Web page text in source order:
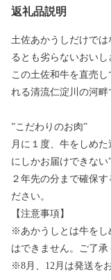
返礼品説明
土佐あかうしだけで
るとも劣らないおいし
この土佐和牛を直売
れる清流仁淀川の河畔
”こだわりのお肉”
月に１度、牛をしめ
にしかお届けできない
２年先の分まで確保
ださい。
【注意事項】
※あかうしとは牛をし
はできません。ご了承
※8月、12月は発送を